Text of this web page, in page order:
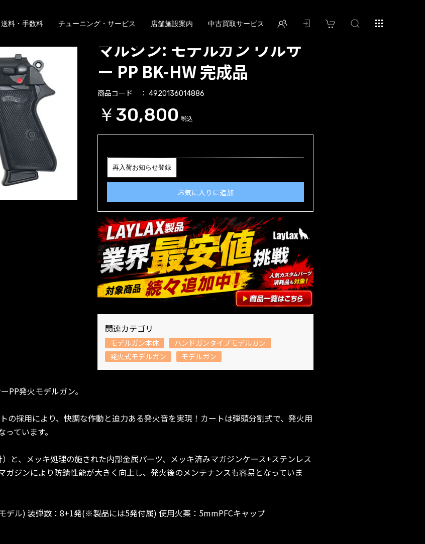
送料・手数料 チューニング・サービス 店舗施設案内 中古買取サービス
マルシン: モデルガン ワルサ
ー PP BK-HW 完成品
商品コード 4920136014886
￥30,800 税込
再入荷お知らせ登録
お気に入りに追加
関連カテゴリ
モデルガン本体
ハンドガンタイプモデルガン
発火式モデルガン
モデルガン
PP発火モデルガン。
の採用により、快調な作動と迫力ある発火音を実現！カートは弾頭分割式で、発火用
ています。
と、メッキ処理の施された内部金属パーツ、メッキ済みマガジンケース+ステンレス
ガジンにより防錆性能が大きく向上し、発火後のメンテナンスも容易となっていま
ル) 装弾数：8+1発(※製品には5発付属) 使用火薬：5mmPFCキャップ